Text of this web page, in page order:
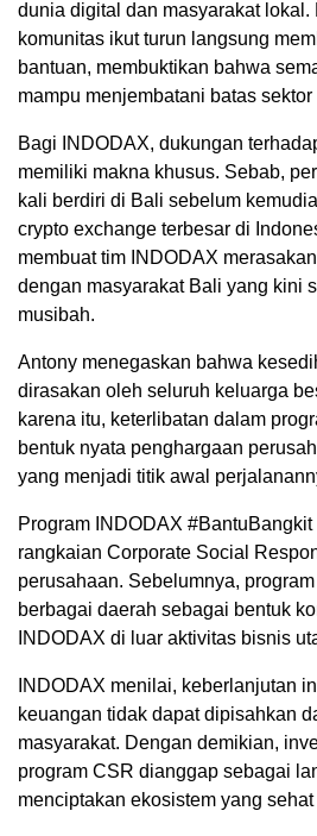
dunia digital dan masyarakat lokal.
komunitas ikut turun langsung
bantuan, membuktikan bahwa
mampu menjembatani batas
Bagi INDODAX, dukungan
memiliki makna khusus. Sebab,
kali berdiri di Bali sebelum
crypto exchange terbesar di
membuat tim INDODAX
dengan masyarakat Bali yang kini
musibah.
Antony menegaskan bahwa
dirasakan oleh seluruh keluarga
karena itu, keterlibatan dalam
bentuk nyata penghargaan
yang menjadi titik awal
Program INDODAX
rangkaian Corporate Social
perusahaan. Sebelumnya,
berbagai daerah sebagai bentuk
INDODAX di luar aktivitas bisnis
INDODAX menilai, keberlanjutan
keuangan tidak dapat dipisahkan
masyarakat. Dengan demikian,
program CSR dianggap sebagai
menciptakan ekosistem yang